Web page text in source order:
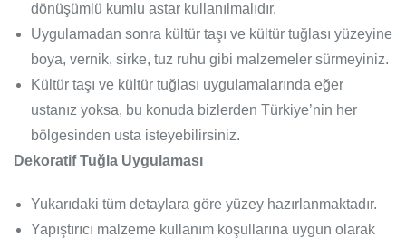
dönüşümlü kumlu astar kullanılmalıdır.
Uygulamadan sonra kültür taşı ve kültür tuğlası yüzeyine
boya, vernik, sirke, tuz ruhu gibi malzemeler sürmeyiniz.
Kültür taşı ve kültür tuğlası uygulamalarında eğer
ustanız yoksa, bu konuda bizlerden Türkiye’nin her
bölgesinden usta isteyebilirsiniz.
Dekoratif Tuğla Uygulaması
Yukarıdaki tüm detaylara göre yüzey hazırlanmaktadır.
Yapıştırıcı malzeme kullanım koşullarına uygun olarak